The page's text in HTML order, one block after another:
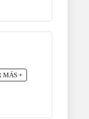
MÁS +